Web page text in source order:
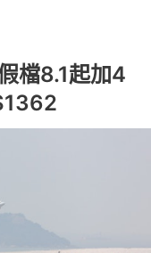
檔8.1起加4